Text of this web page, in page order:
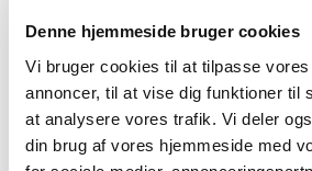
Denne hjemmeside bruger cookies
Vi bruger cookies til at tilpasse vores
annoncer, til at vise dig funktioner til
at analysere vores trafik. Vi deler
din brug af vores hjemmeside med
Dusty Blue Misty Rose